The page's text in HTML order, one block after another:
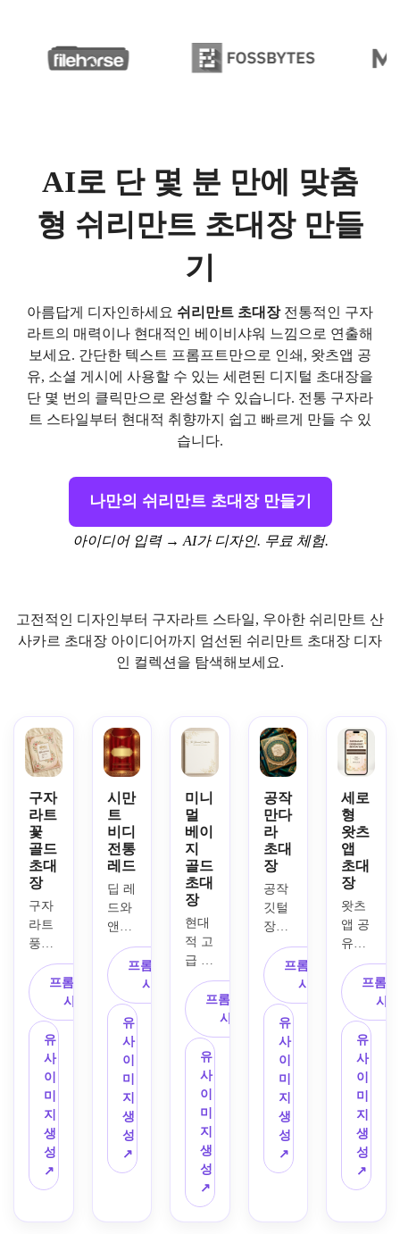
AI로 단 몇 분 만에 맞춤
형 쉬리만트 초대장 만들
기
아름답게 디자인하세요 쉬리만트 초대장전통적인 구자
라트의 매력이나 현대적인 베이비샤워 느낌으로 연출해
보세요. 간단한 텍스트 프롬프트만으로 인쇄, 왓츠앱 공
유, 소셜 게시에 사용할 수 있는 세련된 디지털 초대장을
단 몇 번의 클릭만으로 완성할 수 있습니다. 전통 구자라
트 스타일부터 현대적 취향까지 쉽고 빠르게 만들 수 있
습니다.
나만의 쉬리만트 초대장 만들기
아이디어 입력 → AI가 디자인. 무료 체험.
고전적인 디자인부터 구자라트 스타일, 우아한 쉬리만트 산
사카르 초대장 아이디어까지 엄선된 쉬리만트 초대장 디자
인 컬렉션을 탐색해보세요.
구자
라트
꽃
골드
초대
장
구자
라트
풍의
우아
한 쉬
리만
트 초
대장,
연핑
크와
크림
컬러
배경,
정교
한 금
장 장
레임,
프롬프트 복
사하기
유
사
이
미
지
생
성
↗
시만
트
비디
전통
레드
딥 레
드와
앤틱
골드
팔레
트,
화려
한 인
도식
장식
테두
은은
한 만
다라
포인
프롬프트 복
사하기
유
사
이
미
지
생
성
↗
미니
멀
베이
지
골드
초대
장
현대
적 고
급 쉬
리만
트 초
대장,
베이
지와
아이
보리
컬러
팔레
트,
여백
이 넉
넉한
미니
프롬프트 복
사하기
유
사
이
미
지
생
성
↗
공작
만다
라
초대
장
공작
깃털
장식
포인
트,
장식
적인
만다
라 아
트워
청록·
에메
랄드·
골드
의 보
프롬프트 복
사하기
유
사
이
미
지
생
성
↗
세로
형
왓츠
앱
초대
장
왓츠
앱 공
유에
최적
화된
세로
형 쉬
리만
트 초
대장,
모바
일 친
화적
세로
레이
아웃,
텔 블
프롬
사
유
사
이
미
지
생
성
↗